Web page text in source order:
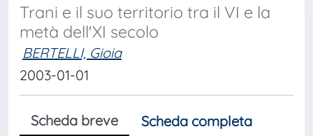
Trani e il suo territorio tra il VI e la
metà dell'XI secolo
BERTELLI, Gioia
2003-01-01
Scheda breve
Scheda completa